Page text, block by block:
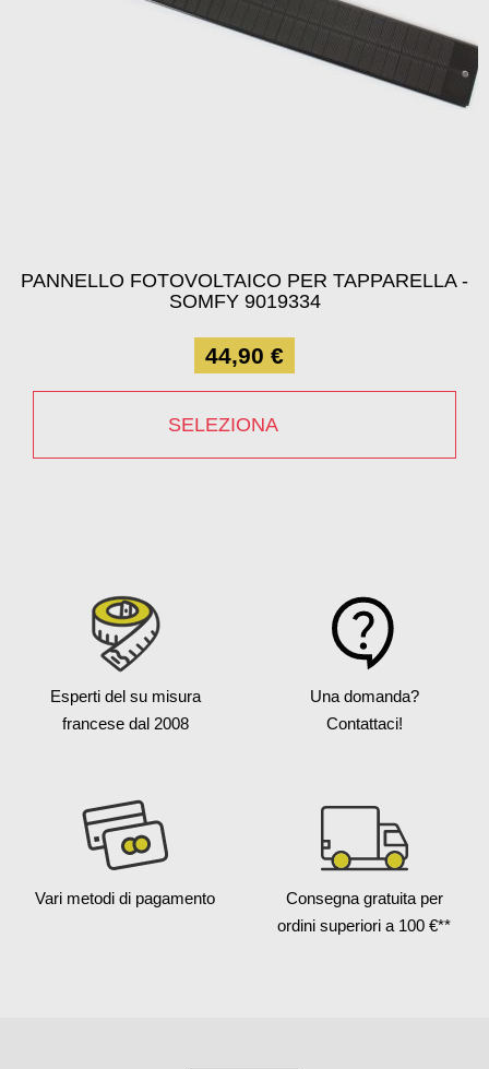
PANNELLO FOTOVOLTAICO PER TAPPARELLA -
SOMFY 9019334
44,90 €
SELEZIONA
Esperti del su misura
francese dal 2008
Una domanda?
Contattaci!
Vari metodi di pagamento Consegna gratuita per
ordini superiori a 100 €**